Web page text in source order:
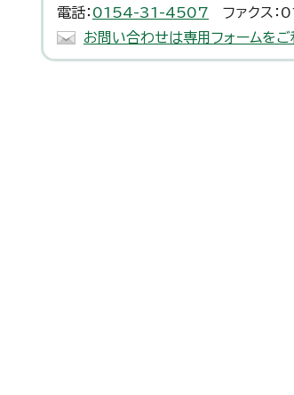
電話： 0154-31-4507 ファクス
お問い合わせは専用フォームをご